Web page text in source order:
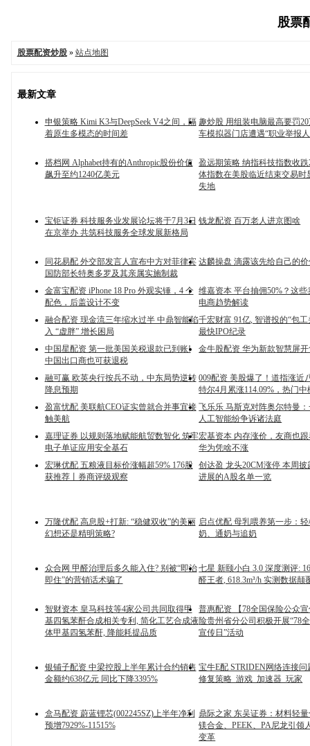
股票
股票配资炒股» 站点地图
最新文章
申银策略 Kimi K3与DeepSeek V4之间，隔
着原生多模态的时间差
趣炒股 用组装电脑最高要罚
车模拟器门店遭遇“职业举报
搭档网 Alphabet持有的Anthropic股份价值
飙升至约1240亿美元
盈远期策略 纳指科技指数收
体指数在美股临近结束交易时
失地
宝钜证券 科技服务业发展论坛将于7月3日
在京举办 共筑科技服务全球发展新格局
钱龙配资 百万老人进京图啥
同花易配 外交部发言人宣布中方对菲律宾
国防部长特奥多罗及其亲属实施制裁
达麟操盘 滴露该先给自己的
金富宝配资 iPhone 18 Pro 外观实锤，4 个
配色，后盖设计不变
维嘉资本 平台抽佣50%？这些
电商趋势解读
融合配资 现金流三年缩水过半 中鼎智能陷
入 “虚胖” 增长困局
千宏财富 91亿, 智谱投的“包
最快IPO纪录
中国星配资 第一批美国关税退款已到账!
中国出口商也可获退税
金牛股配资 华为新款智慧屏
融可赢 欧英央行按兵不动，中东局势逆转
降息预期
009配资 美股爆了！道指涨近
特尔4月累涨114.09%，热门
盈富忧配 美联航CEO证实曾就合并事宜接
触美航
飞乐乐 马斯克对阵奥尔特曼
人工智能纷争诉诸法庭
嘉理证券 以规则落地赋能航贸数智化 筑牢
电子单证应用安全基石
宏基资本 内存涨价，友商也
华为凭啥不涨
宏琳优配 五粮液目标价涨幅超59% 176股
获推荐丨券商评级观察
创达盈 龙头20CM涨停 本周披
进展的A股名单一览
万隆优配 高息股+打新: “稳健双收”的美丽
幻想还是精明策略?
启点优配 母乳喂养第一步：
奶、通奶与追奶
众合网 甲醛治理后多久能入住? 别被“即治
即住”的营销话术骗了
七星 新颐小白 3.0 深度测评:
醛王者, 618.3m³/h 实测数据颠
智财资本 皇马科技等4家公司共同取得甲
基四氢苯酐合成相关专利, 简化工艺合成液
体甲基四氢苯酐, 降能耗提品质
普惠配资 【78全国保险公众
险贵州省分公司积极开展“78
宣传日”活动
银铺子配资 中梁控股上半年累计合约销售
金额约638亿元 同比下降3395%
宝牛E配 STRIDEN网络连接
修复策略_游戏_加速器_玩家
盒马配资 蔚蓝锂芯(002245SZ)上半年净利
预增7929%-11515%
鼎际之家 东吴证券：材料轻
镁合金、PEEK、PA尼龙引领
变革